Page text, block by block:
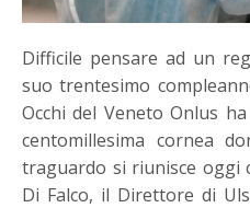
Difficile pensare ad un
suo trentesimo
Occhi del Veneto Onlus
centomillesima cornea
traguardo si riunisce oggi
Di Falco, il Direttore di